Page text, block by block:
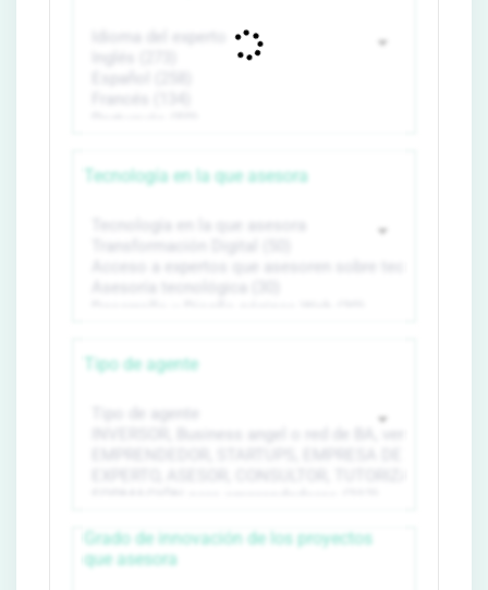
Tecnología en la que asesora
Tipo de agente
Grado de innovación de los proyectos
que asesora